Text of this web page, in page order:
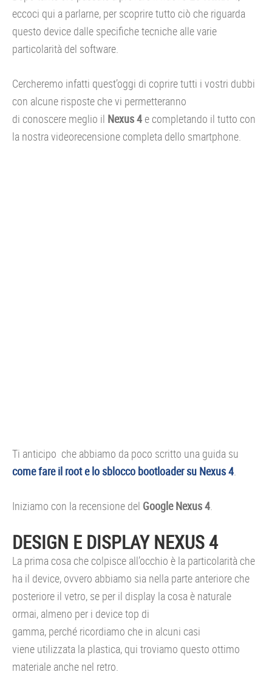
eccoci qui a parlarne, per scoprire tutto ciò che riguarda
questo device dalle specifiche tecniche alle varie
particolarità del software.
Cercheremo infatti quest’oggi di coprire tutti i vostri dubbi
con alcune risposte che vi permetteranno
di conoscere meglio il Nexus 4 e completando il tutto con
la nostra videorecensione completa dello smartphone.
Ti anticipo che abbiamo da poco scritto una guida su
come fare il root e lo sblocco bootloader su Nexus 4.
Iniziamo con la recensione del Google Nexus 4.
DESIGN E DISPLAY NEXUS 4
La prima cosa che colpisce all’occhio è la particolarità che
ha il device, ovvero abbiamo sia nella parte anteriore che
posteriore il vetro, se per il display la cosa è naturale
ormai, almeno per i device top di
gamma, perché ricordiamo che in alcuni casi
viene utilizzata la plastica, qui troviamo questo ottimo
materiale anche nel retro.